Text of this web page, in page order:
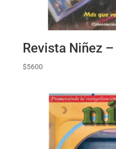
Revista Niñez
$5600